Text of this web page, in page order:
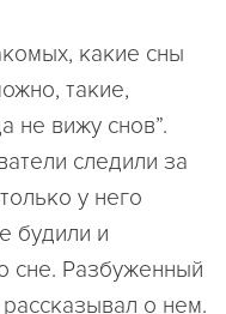
какие сны
такие,
не вижу снов”.
следили за
у него
будили и
сне. Разбуженный
о нем.